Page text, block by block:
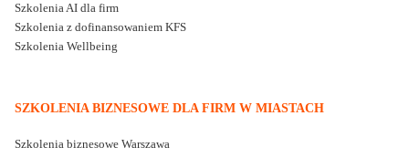
Szkolenia AI dla firm
Szkolenia z dofinansowaniem KFS
Szkolenia Wellbeing
SZKOLENIA BIZNESOWE DLA FIRM W MIASTACH
Szkolenia biznesowe Warszawa